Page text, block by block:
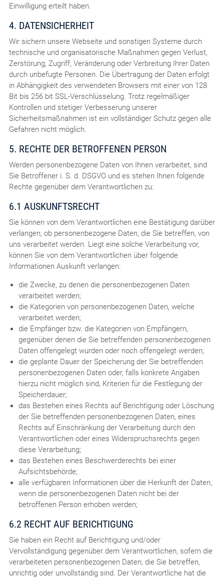
Einwilligung erteilt haben.
4. DATENSICHERHEIT
Wir sichern unsere Webseite und sonstigen Systeme durch
technische und organisatorische Maßnahmen gegen Verlust,
Zerstörung, Zugriff, Veränderung oder Verbreitung Ihrer Daten
durch unbefugte Personen. Die Übertragung der Daten erfolgt
in Abhängigkeit des verwendeten Browsers mit einer von 128
Bit bis 256 bit SSL-Verschlüsselung. Trotz regelmäßiger
Kontrollen und stetiger Verbesserung unserer
Sicherheitsmaßnahmen ist ein vollständiger Schutz gegen alle
Gefahren nicht möglich.
5. RECHTE DER BETROFFENEN PERSON
Werden personenbezogene Daten von Ihnen verarbeitet, sind
Sie Betroffener i. S. d. DSGVO und es stehen Ihnen folgende
Rechte gegenüber dem Verantwortlichen zu:
6.1 AUSKUNFTSRECHT
Sie können von dem Verantwortlichen eine Bestätigung darüber
verlangen, ob personenbezogene Daten, die Sie betreffen, von
uns verarbeitet werden. Liegt eine solche Verarbeitung vor,
können Sie von dem Verantwortlichen über folgende
Informationen Auskunft verlangen:
die Zwecke, zu denen die personenbezogenen Daten
verarbeitet werden;
die Kategorien von personenbezogenen Daten, welche
verarbeitet werden;
die Empfänger bzw. die Kategorien von Empfängern,
gegenüber denen die Sie betreffenden personenbezogenen
Daten offengelegt wurden oder noch offengelegt werden;
die geplante Dauer der Speicherung der Sie betreffenden
personenbezogenen Daten oder, falls konkrete Angaben
hierzu nicht möglich sind, Kriterien für die Festlegung der
Speicherdauer;
das Bestehen eines Rechts auf Berichtigung oder Löschung
der Sie betreffenden personenbezogenen Daten, eines
Rechts auf Einschränkung der Verarbeitung durch den
Verantwortlichen oder eines Widerspruchsrechts gegen
diese Verarbeitung;
das Bestehen eines Beschwerderechts bei einer
Aufsichtsbehörde;
alle verfügbaren Informationen über die Herkunft der Daten,
wenn die personenbezogenen Daten nicht bei der
betroffenen Person erhoben werden;
6.2 RECHT AUF BERICHTIGUNG
Sie haben ein Recht auf Berichtigung und/oder
Vervollständigung gegenüber dem Verantwortlichen, sofern die
verarbeiteten personenbezogenen Daten, die Sie betreffen,
unrichtig oder unvollständig sind. Der Verantwortliche hat die